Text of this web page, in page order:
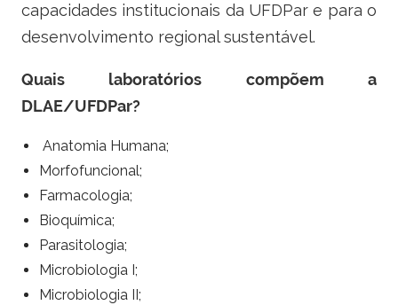
capacidades institucionais da UFDPar e para o
desenvolvimento regional sustentável.
Quais laboratórios compõem a
DLAE/UFDPar?
Anatomia Humana;
Morfofuncional;
Farmacologia;
Bioquímica;
Parasitologia;
Microbiologia I;
Microbiologia II;